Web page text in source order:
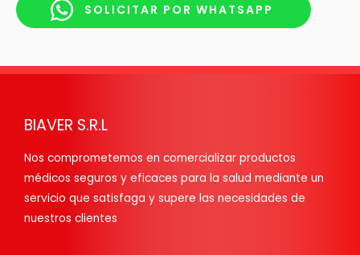
SOLICITAR POR WHATSAPP
BIAVER S.R.L
Nos comprometemos en comercializar productos
médicos seguros y eficaces para la salud mediante un
servicio que satisfaga y supere las necesidades de
nuestros clientes